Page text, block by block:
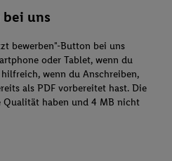
uns
bewerben"-Button bei uns
oder Tablet, wenn du
wenn du Anschreiben,
als PDF vorbereitet hast. Die
haben und 4 MB nicht